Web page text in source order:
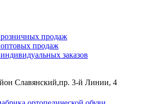
продаж
продаж
заказов
Славянский,пр. 3-й Линии, 4